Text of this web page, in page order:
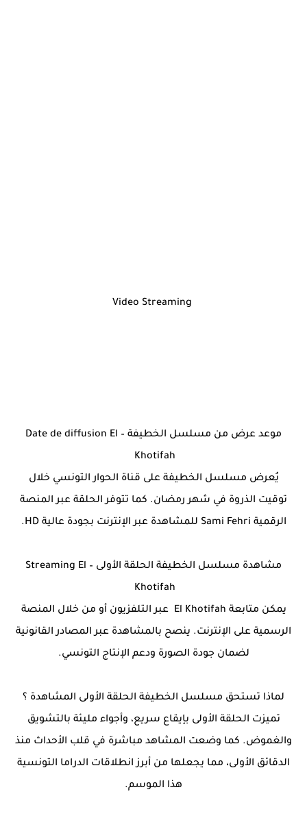
موعد عرض من مسلسل الخطيفة – Date de diffusion El
Khotifah
يُعرض مسلسل الخطيفة على قناة الحوار التونسي خلال
توقيت الذروة في شهر رمضان. كما تتوفر الحلقة عبر المنصة
الرقمية Sami Fehri للمشاهدة عبر الإنترنت بجودة عالية HD.
مشاهدة مسلسل الخطيفة الحلقة الأولى – Streaming El
Khotifah
يمكن متابعة El Khotifah عبر التلفزيون أو من خلال المنصة
الرسمية على الإنترنت. ينصح بالمشاهدة عبر المصادر القانونية
لضمان جودة الصورة ودعم الإنتاج التونسي.
لماذا تستحق مسلسل الخطيفة الحلقة الأولى المشاهدة ؟
تميزت الحلقة الأولى بإيقاع سريع، وأجواء مليئة بالتشويق
والغموض. كما وضعت المشاهد مباشرة في قلب الأحداث منذ
الدقائق الأولى، مما يجعلها من أبرز انطلاقات الدراما التونسية
هذا الموسم.